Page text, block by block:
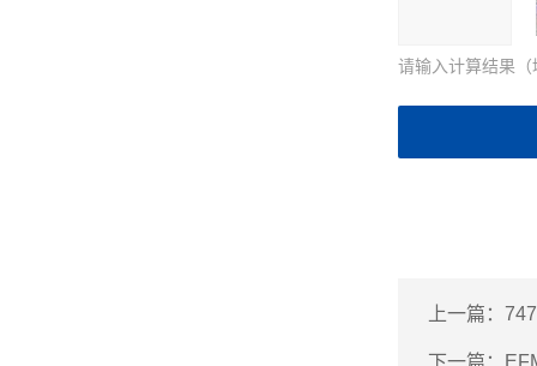
请输入计算结果
上一篇：
下一篇：